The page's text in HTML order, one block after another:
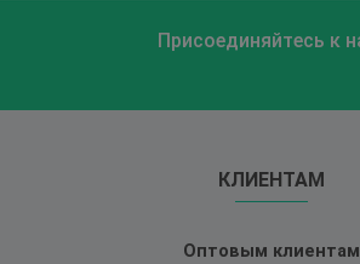
Присоединяйтесь к
КЛИЕНТАМ
Оптовым клиентам